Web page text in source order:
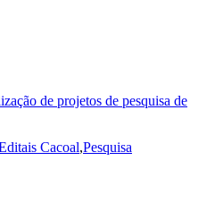
de projetos de pesquisa de
Cacoal,Pesquisa